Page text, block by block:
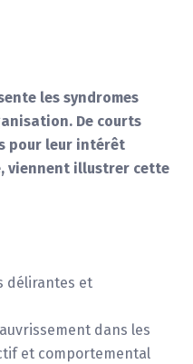
les syndromes
De courts
pour leur intérêt
viennent illustrer cette
délirantes et
dans les
et comportemental